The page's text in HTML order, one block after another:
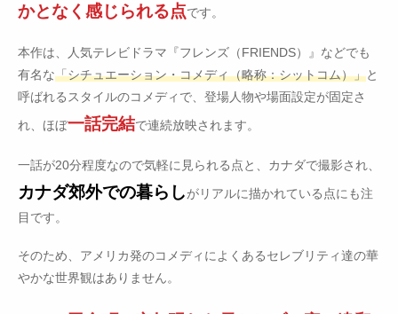
かとなく感じられる点です。
本作は、人気テレビドラマ『フレンズ（FRIENDS）』などでも
有名な「シチュエーション・コメディ（略称：シットコム）」と
呼ばれるスタイルのコメディで、登場人物や場面設定が固定さ
れ、ほぼ一話完結で連続放映されます。
一話が20分程度なので気軽に見られる点と、カナダで撮影され、
カナダ郊外での暮らしがリアルに描かれている点にも注
目です。
そのため、アメリカ発のコメディによくあるセレブリティ達の華
やかな世界観はありません。